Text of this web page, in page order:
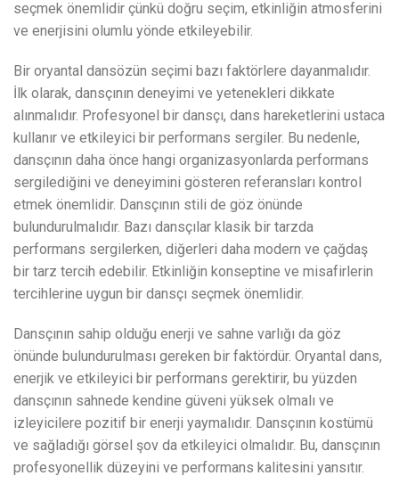
seçmek önemlidir çünkü doğru seçim, etkinliğin atmosferini
ve enerjisini olumlu yönde etkileyebilir.
Bir oryantal dansözün seçimi bazı faktörlere dayanmalıdır.
İlk olarak, dansçının deneyimi ve yetenekleri dikkate
alınmalıdır. Profesyonel bir dansçı, dans hareketlerini ustaca
kullanır ve etkileyici bir performans sergiler. Bu nedenle,
dansçının daha önce hangi organizasyonlarda performans
sergilediğini ve deneyimini gösteren referansları kontrol
etmek önemlidir. Dansçının stili de göz önünde
bulundurulmalıdır. Bazı dansçılar klasik bir tarzda
performans sergilerken, diğerleri daha modern ve çağdaş
bir tarz tercih edebilir. Etkinliğin konseptine ve misafirlerin
tercihlerine uygun bir dansçı seçmek önemlidir.
Dansçının sahip olduğu enerji ve sahne varlığı da göz
önünde bulundurulması gereken bir faktördür. Oryantal dans,
enerjik ve etkileyici bir performans gerektirir, bu yüzden
dansçının sahnede kendine güveni yüksek olmalı ve
izleyicilere pozitif bir enerji yaymalıdır. Dansçının kostümü
ve sağladığı görsel şov da etkileyici olmalıdır. Bu, dansçının
profesyonellik düzeyini ve performans kalitesini yansıtır.